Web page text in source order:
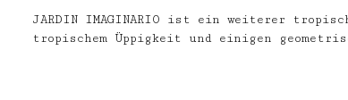
JARDIN IMAGINARIO ist ein weiterer
tropischem Üppigkeit und einigen